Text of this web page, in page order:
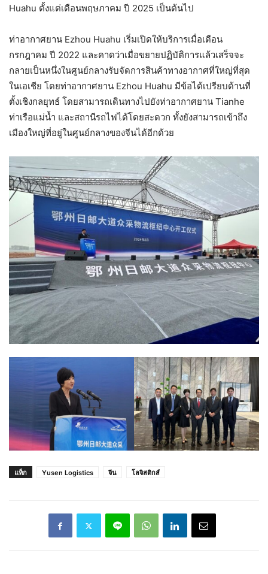
Huahu ตั้งแต่เดือนพฤษภาคม ปี 2025 เป็นต้นไป
ท่าอากาศยาน Ezhou Huahu เริ่มเปิดให้บริการเมื่อเดือน
กรกฎาคม ปี 2022 และคาดว่าเมื่อขยายปฏิบัติการแล้วเสร็จจะ
กลายเป็นหนึ่งในศูนย์กลางรับจัดการสินค้าทางอากาศที่ใหญ่ที่สุด
ในเอเชีย โดยท่าอากาศยาน Ezhou Huahu มีข้อได้เปรียบด้านที่
ตั้งเชิงกลยุทธ์ โดยสามารถเดินทางไปยังท่าอากาศยาน Tianhe
ท่าเรือแม่น้ำ และสถานีรถไฟได้โดยสะดวก ทั้งยังสามารถเข้าถึง
เมืองใหญ่ที่อยู่ในศูนย์กลางของจีนได้อีกด้วย
แท็ก Yusen Logistics จีน โลจิสติกส์